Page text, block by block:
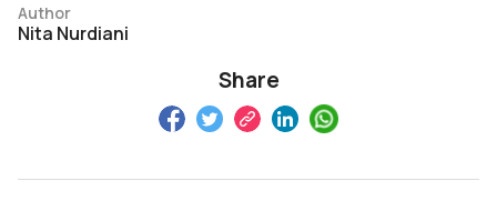
Author
Nita Nurdiani
Share